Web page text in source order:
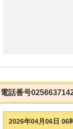
電話番号
2026年04月06日 06